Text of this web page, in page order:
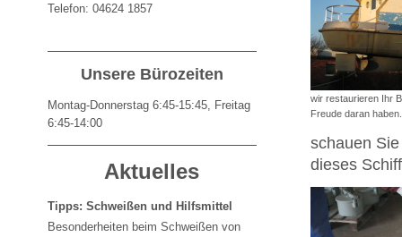
wir restaurieren Ihr
Freude daran haben.
schauen
dieses
Telefon: 04624 1857
Unsere Bürozeiten
Montag-Donnerstag 6:45-15:45, Freitag
6:45-14:00
Aktuelles
Tipps: Schweißen und Hilfsmittel
Besonderheiten beim Schweißen von